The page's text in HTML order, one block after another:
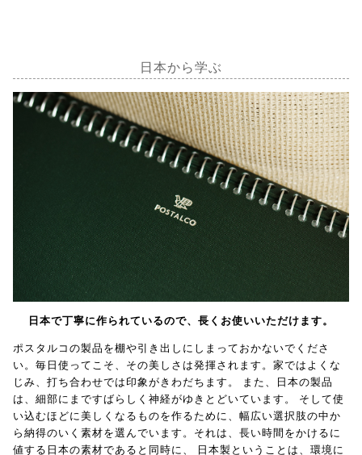
日本から学ぶ
日本で丁寧に作られているので、長くお使いいただけます。
ポスタルコの製品を棚や引き出しにしまっておかないでくださ
い。毎日使ってこそ、その美しさは発揮されます。家ではよくな
じみ、打ち合わせでは印象がきわだちます。 また、日本の製品
は、細部にまですばらしく神経がゆきとどいています。 そして使
い込むほどに美しくなるものを作るために、幅広い選択肢の中か
ら納得のいく素材を選んでいます。それは、長い時間をかけるに
値する日本の素材であると同時に、 日本製ということは、環境に